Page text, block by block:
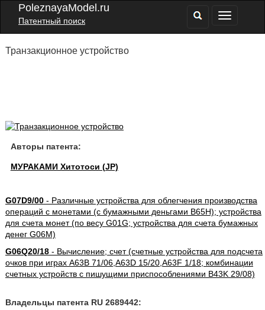
PoleznayaModel.ru
Патентный поиск
Транзакционное устройство
Авторы патента:
МУРАКАМИ Хитотоси (JP)
G07D9/00- Различные устройства для облегчения производства
операций с монетами (с бумажными деньгами B65H); устройства
для счета монет (по весу G01G; устройства для счета бумажных
денег G06M)
G06Q20/18- Вычисление; счет (счетные устройства для подсчета
очков при играх A63B 71/06,A63D 15/20,A63F 1/18; комбинации
счетных устройств с пишущими приспособлениями B43K 29/08)
Владельцы патента RU 2689442: